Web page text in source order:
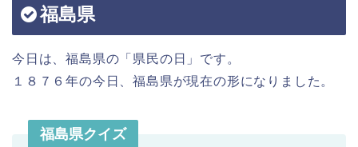
福島県
今日は、福島県の「県民の日」です。
１８７６年の今日、福島県が現在の形になりました。
福島県クイズ